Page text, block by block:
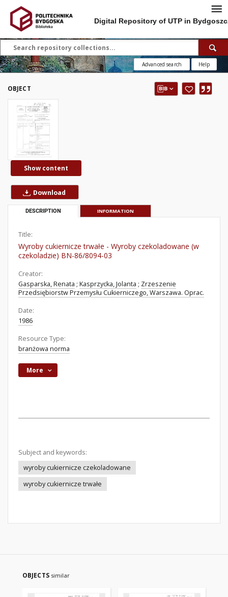
Digital Repository of UTP in
Advanced search Help
OBJECT
Show content
Download
DESCRIPTION INFORMATION
Title:
Wyroby cukiernicze trwałe - Wyroby czekoladowane (w
czekoladzie) BN-86/8094-03
Creator:
Gasparska, Renata ; Kasprzycka, Jolanta ; Zrzeszenie
Przedsiębiorstw Przemysłu Cukierniczego, Warszawa. Oprac.
Date:
1986
Resource Type:
branżowa norma
More
Subject and keywords:
wyroby cukiernicze czekoladowane
wyroby cukiernicze trwałe
OBJECTS similar